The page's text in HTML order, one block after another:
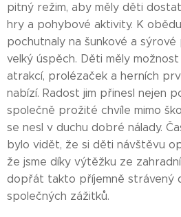
pitný režim, aby měly děti
hry a pohybové aktivity. K
pochutnaly na šunkové a sýrové
velký úspěch. Děti měly
atrakcí, prolézaček a herních
nabízí. Radost jim přinesl nejen
společně prožité chvíle mimo
se nesl v duchu dobré nálady.
bylo vidět, že si děti návštěvu
že jsme díky výtěžku ze
dopřát takto příjemně strávený
společných zážitků.